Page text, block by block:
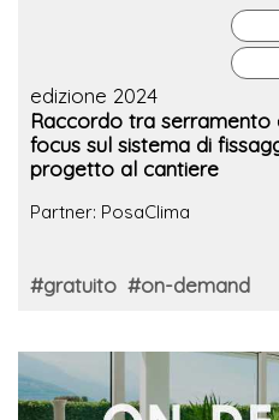
edizione 2024
Raccordo tra
focus sul sistema di
progetto al cantiere
Partner: PosaClima
#gratuito #on-demand